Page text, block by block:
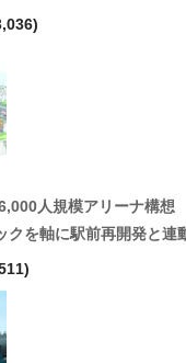
人規模アリーナ構
クを軸に駅前再開発と連